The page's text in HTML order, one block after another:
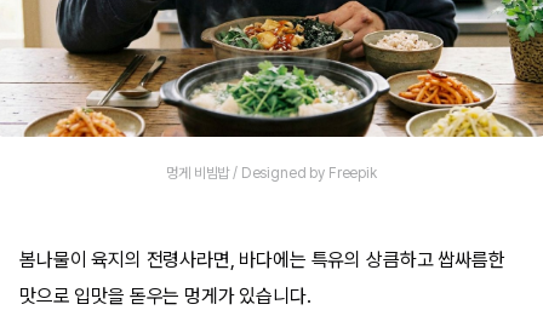
멍게 비빔밥 / Designed by Freepik
봄나물이 육지의 전령사라면, 바다에는 특유의 상큼하고 쌉싸름한
맛으로 입맛을 돋우는 멍게가 있습니다.